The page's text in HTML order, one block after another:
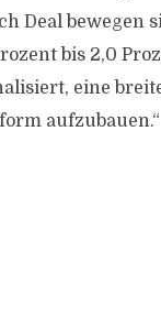
Deal bewegen
bis 2,0
eine
aufzubauen.“